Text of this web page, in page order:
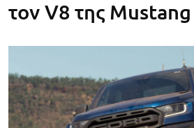
τον V8 της Mustang